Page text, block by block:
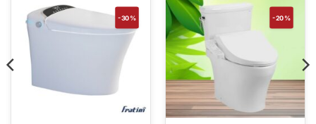
-30% -20%